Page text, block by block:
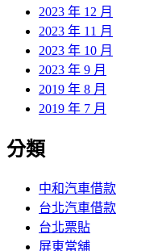
2023 年 12 月
2023 年 11 月
2023 年 10 月
2023 年 9 月
2019 年 8 月
2019 年 7 月
分類
中和汽車借款
台北汽車借款
台北票貼
屏東當舖